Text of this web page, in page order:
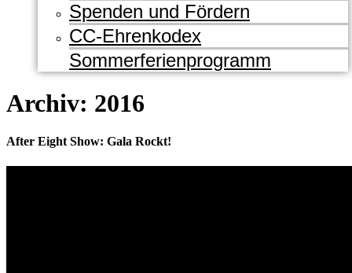
Spenden und Fördern
CC-Ehrenkodex
Sommerferienprogramm
Archiv: 2016
After Eight Show: Gala Rockt!